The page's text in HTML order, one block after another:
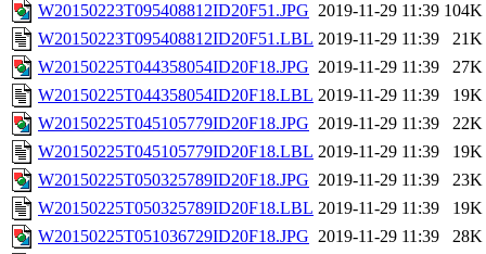
W20150223T095408812ID20F51.JPG 2019-11-29 11:39 104K
W20150223T095408812ID20F51.LBL 2019-11-29 11:39
21K
W20150225T044358054ID20F18.JPG 2019-11-29 11:39
27K
W20150225T044358054ID20F18.LBL 2019-11-29 11:39
19K
W20150225T045105779ID20F18.JPG 2019-11-29 11:39
22K
W20150225T045105779ID20F18.LBL 2019-11-29 11:39
19K
W20150225T050325789ID20F18.JPG 2019-11-29 11:39
23K
W20150225T050325789ID20F18.LBL 2019-11-29 11:39
19K
W20150225T051036729ID20F18.JPG 2019-11-29 11:39
28K